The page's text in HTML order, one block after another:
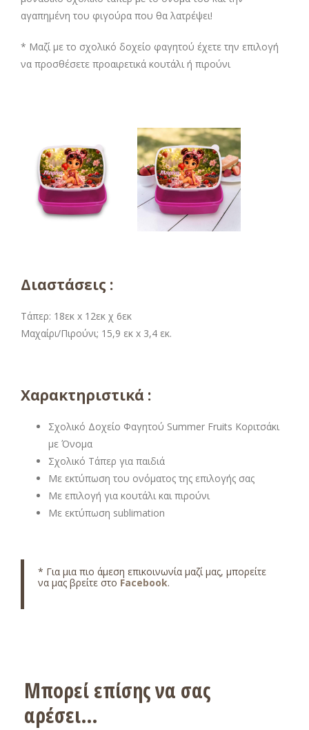
αγαπημένη του φιγούρα που θα λατρέψει!
* Μαζί με το σχολικό δοχείο φαγητού έχετε την επιλογή
να προσθέσετε προαιρετικά κουτάλι ή πιρούνι
Διαστάσεις :
Τάπερ: 18εκ x 12εκ χ 6εκ
Μαχαίρι/Πιρούνι; 15,9 εκ x 3,4 εκ.
Χαρακτηριστικά :
Σχολικό Δοχείο Φαγητού Summer Fruits Κοριτσάκι
με Όνομα
Σχολικό Τάπερ για παιδιά
Με εκτύπωση του ονόματος της επιλογής σας
Με επιλογή για κουτάλι και πιρούνι
Με εκτύπωση sublimation
* Για μια πιο άμεση επικοινωνία μαζί μας, μπορείτε
να μας βρείτε στο Facebook.
Μπορεί επίσης να σας
αρέσει…